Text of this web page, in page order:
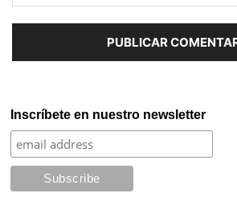
Inscríbete en nuestro newsletter